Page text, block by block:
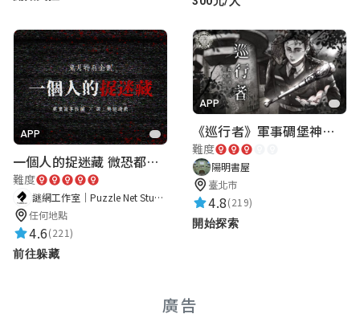
陳佩妤108senior
2022-05-12 23:08:41 ★★★★★
有趣好玩的遊戲！！結合了疫情下的世界和
一些英文小知識
嚕嚕 哈
2022-05-06 09:29:59
★★★★★
林庭伊108senior
APP
一個人的捉迷藏 微恐都市傳說
難度
謎網工作室｜Puzzle Net Studio
任何地點
4.6(221)
前往躲藏
APP
《巡行者》軍事碉堡神秘探索｜陽明書屋實境遊戲
難度
陽明書屋
臺北市
4.8(219)
開始探索
廣告